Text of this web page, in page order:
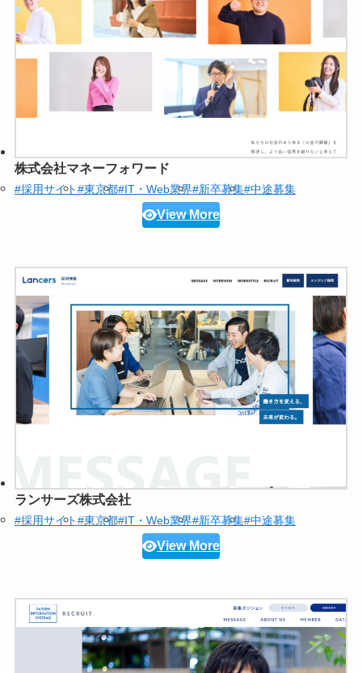
株式会社マネーフォワード
#採用サイト#東京都#IT・Web業界#新卒募集#中途募集
View More
ランサーズ株式会社
#採用サイト#東京都#IT・Web業界#新卒募集#中途募集
View More